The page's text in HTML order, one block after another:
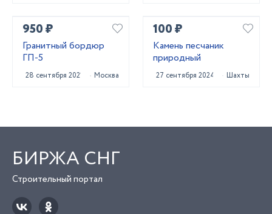
950 ₽
Гранитный бордюр
ГП-5
28 сентября 2021 Москва
100 ₽
Камень песчаник
природный
27 сентября 2024 Шахты
БИРЖА СНГ
Строительный портал